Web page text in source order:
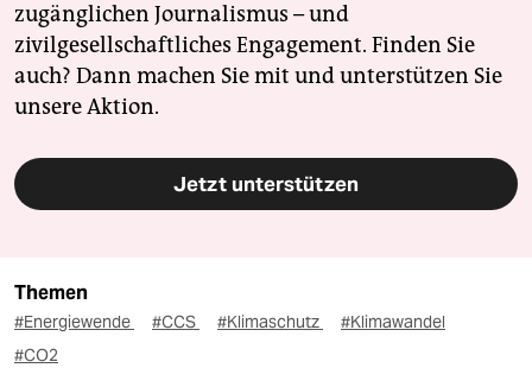
zugänglichen Journalismus – und
zivilgesellschaftliches Engagement. Finden Sie
auch? Dann machen Sie mit und unterstützen Sie
unsere Aktion.
Jetzt unterstützen
Themen
#Energiewende #CCS #Klimaschutz
#Klimawandel
#CO2